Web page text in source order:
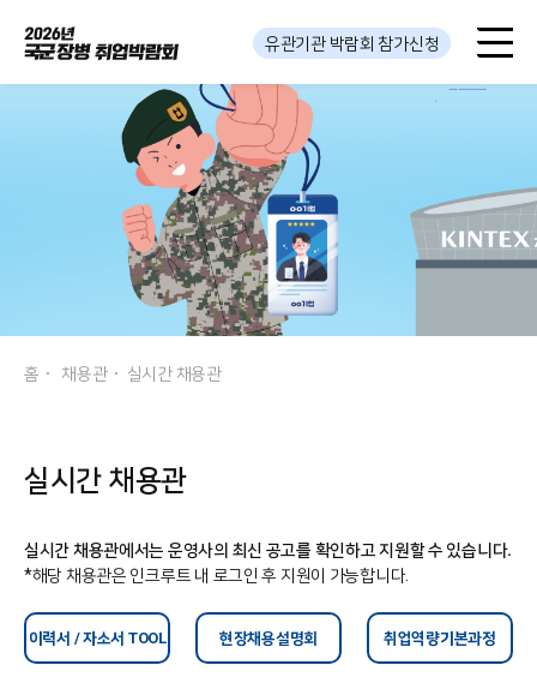
유관기관 박람회 참가신청
홈 채용관 실시간 채용관
실시간 채용관
실시간 채용관에서는 운영사의 최신 공고를 확인하고 지원할 수 있습니다.
*해당 채용관은 인크루트 내 로그인 후 지원이 가능합니다.
이력서 / 자소서 TOOL 현장채용설명회 취업역량기본과정